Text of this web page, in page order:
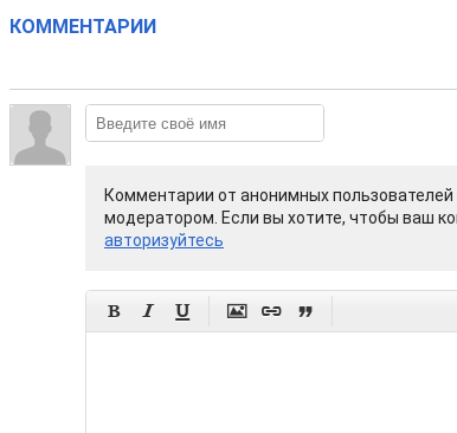
КОММЕНТАРИИ
Комментарии от анонимных
модератором. Если вы хотите, чтобы ваш
авторизуйтесь
     